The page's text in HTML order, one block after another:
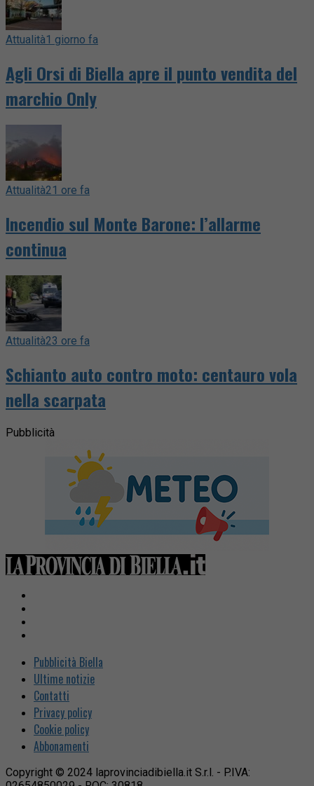
Attualità1 giorno fa
Agli Orsi di Biella apre il punto vendita del
marchio Only
Attualità21 ore fa
Incendio sul Monte Barone: l’allarme
continua
Attualità23 ore fa
Schianto auto contro moto: centauro vola
nella scarpata
Pubblicità
Pubblicità Biella
Ultime notizie
Contatti
Privacy policy
Cookie policy
Abbonamenti
Copyright © 2024 laprovinciadibiella.it S.r.l. - P.IVA: